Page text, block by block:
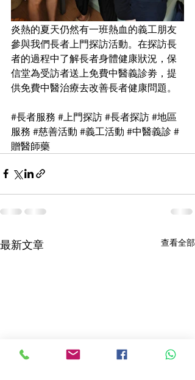
炎熱的夏天仍然有一班熱血的義工朋友
參與我們長者上門探訪活動。在探訪長
者的過程中了解長者身體健康狀況，保
信堂為受訪者送上免費中醫義診劵，提
供免費中醫治療去改善長者健康問題。
#長者服務 #上門探訪 #長者探訪 #地區
服務 #慈善活動 #義工活動 #中醫義診 #
贈醫師藥
最新文章 查看全部